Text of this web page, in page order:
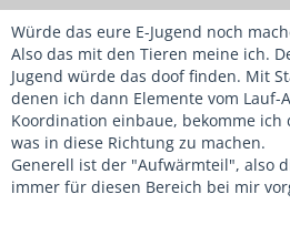
Würde das eure E-Jugend noch
Also das mit den Tieren meine ich.
Jugend würde das doof finden. Mit
denen ich dann Elemente vom Lauf-
Koordination einbaue, bekomme ich
was in diese Richtung zu machen.
Generell ist der "Aufwärmteil", also
immer für diesen Bereich bei mir